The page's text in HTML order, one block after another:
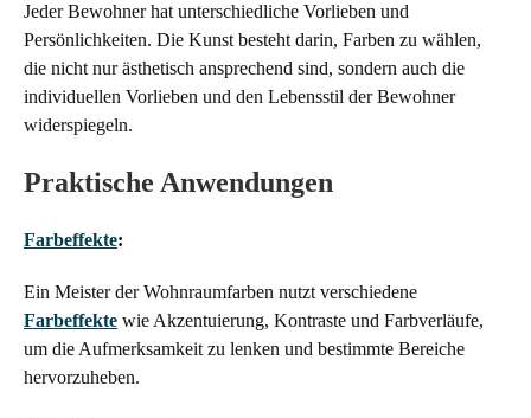
Jeder Bewohner hat unterschiedliche Vorlieben und
Persönlichkeiten. Die Kunst besteht darin, Farben zu wählen,
die nicht nur ästhetisch ansprechend sind, sondern auch die
individuellen Vorlieben und den Lebensstil der Bewohner
widerspiegeln.
Praktische Anwendungen
Farbeffekte:
Ein Meister der Wohnraumfarben nutzt verschiedene
Farbeffekte wie Akzentuierung, Kontraste und Farbverläufe,
um die Aufmerksamkeit zu lenken und bestimmte Bereiche
hervorzuheben.